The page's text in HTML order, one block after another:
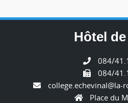
Hôtel
084/
084/
college.echevinal@la-
Place du